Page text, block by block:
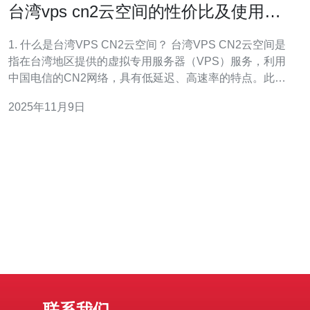
台湾vps cn2云空间的性价比及使用推
1. 什么是台湾VPS CN2云空间？ 台湾VPS CN2云空间是
指在台湾地区提供的虚拟专用服务器（VPS）服务，利用
中国电信的CN2网络，具有低延迟、高速率的特点。此类
的企业和个人。 1.1. VPS的基本概念 VPS（Virtual
2025年11月9日